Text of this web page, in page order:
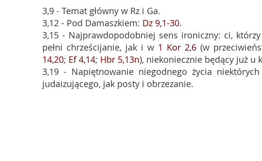
3,9 - Temat główny w Rz i Ga.
3,12 - Pod Damaszkiem: Dz 9,1-30.
3,15 - Najprawdopodobniej sens ironiczny: ci,
pełni chrześcijanie, jak i w 1 Kor 2,6 (w
14,20; Ef 4,14; Hbr 5,13n), niekoniecznie będący już u
3,19 - Napiętnowanie niegodnego życia
judaizującego, jak posty i obrzezanie.